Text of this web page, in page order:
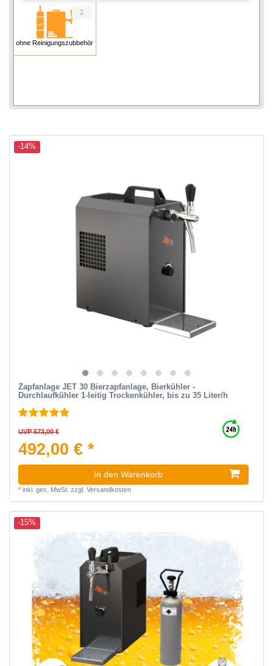
ohne Reinigungszubbehör
2
-14%
Zapfanlage JET 30 Bierzapfanlage, Bierkühler -
Durchlaufkühler 1-leitig Trockenkühler, bis zu 35 Liter/h
UVP 573,00 €
492,00 € *
In den Warenkorb
* inkl. ges. MwSt. zzgl. Versandkosten
-15%